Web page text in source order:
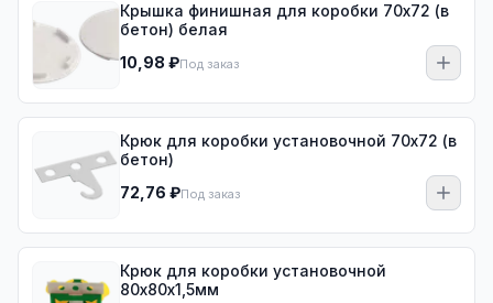
Крышка финишная для коробки 70х72 (в
бетон) белая
10,98 ₽Под заказ
Крюк для коробки установочной 70х72 (в
бетон)
72,76 ₽Под заказ
Крюк для коробки установочной
80х80х1,5мм